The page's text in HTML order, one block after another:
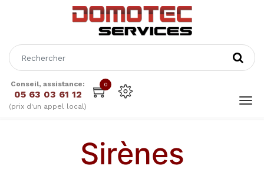
Conseil, assistance:
05 63 03 61 12
(prix d'un appel local)
0
Sirènes